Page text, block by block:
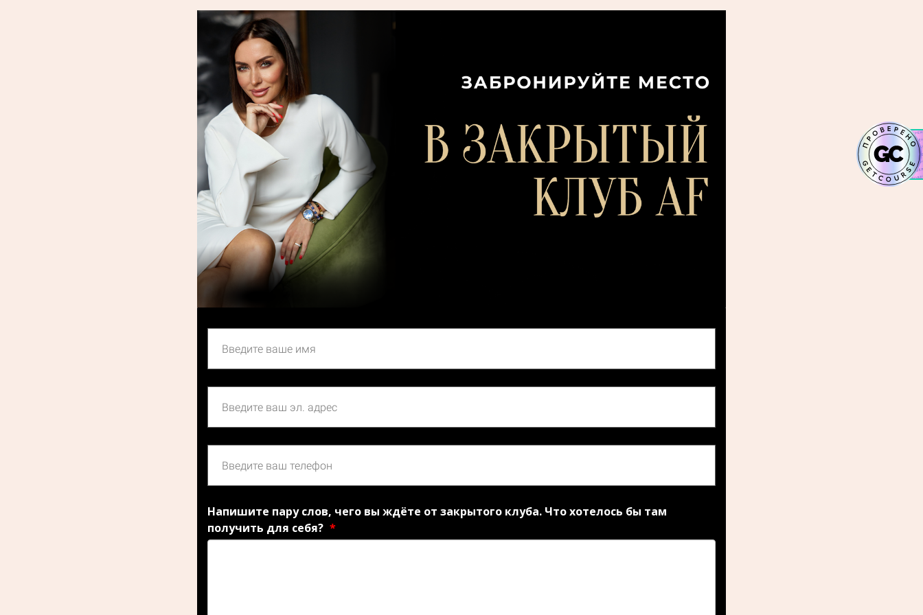
Напишите пару слов, чего вы ждёте от закрытого клуба. Что хотелось бы там
получить для себя? *